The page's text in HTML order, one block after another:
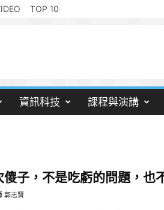
TOP 10
資訊科技 課程與演講
傻子，不是吃虧的問題，也
郭志賢